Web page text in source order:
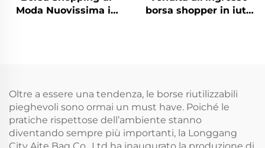
Moda Nuovissima in
Rivestimento, Logo
Stampabile e Ideale
come Regalo
borsa shopper in iuta
Oltre a essere una tendenza, le borse riutilizzabili
pieghevoli sono ormai un must have. Poiché le
pratiche rispettose dell’ambiente stanno
diventando sempre più importanti, la Longgang